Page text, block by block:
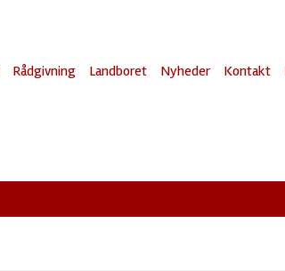
Rådgivning Landboret Nyheder Kontakt